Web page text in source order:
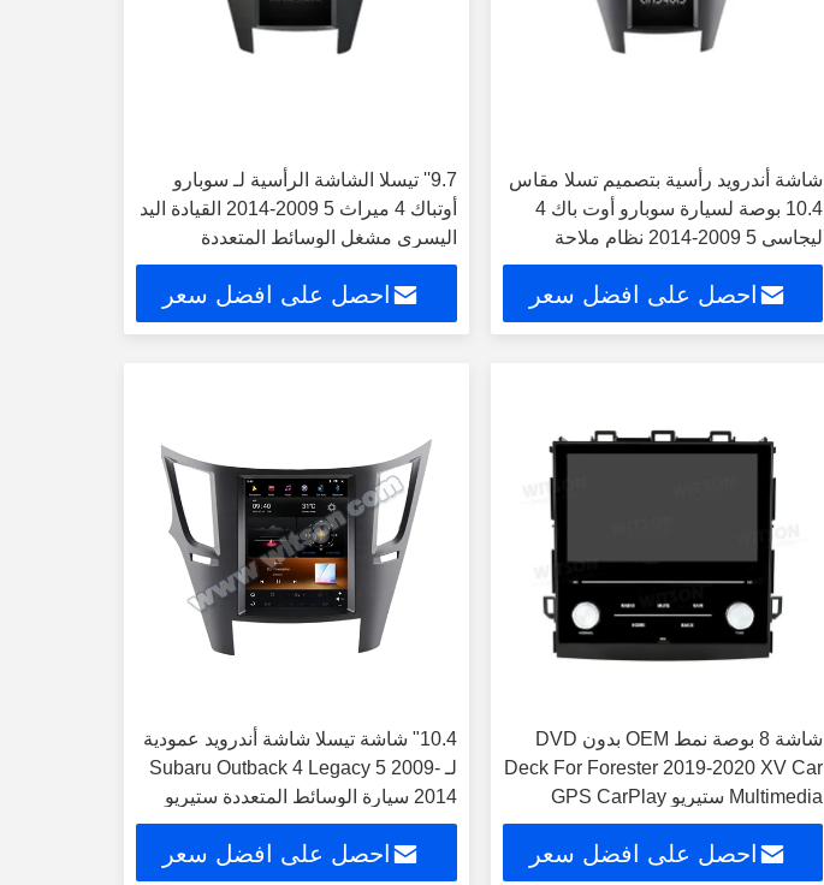
شاشة أندرويد رأسية بتصميم تسلا مقاس
10.4 بوصة لسيارة سوبارو أوت باك 4
ليجاسي 5 2009-2014 نظام ملاحة
ستيريو للسيارة مشغل كاربلاي GPS
احصل على افضل سعر
9.7'' تيسلا الشاشة الرأسية لـ سوبارو
أوتباك 4 ميراث 5 2009-2014 القيادة اليد
اليسرى مشغل الوسائط المتعددة
للسيارات الأندرويد
احصل على افضل سعر
شاشة 8 بوصة نمط OEM بدون DVD
Deck For Forester 2019-2020 XV Car
Multimedia ستيريو GPS CarPlay
Player ((HB/HV2132)
احصل على افضل سعر
10.4" شاشة تيسلا شاشة أندرويد عمودية
لـ Subaru Outback 4 Legacy 5 2009-
2014 سيارة الوسائط المتعددة ستيريو
GPS Carplay Pla
احصل على افضل سعر